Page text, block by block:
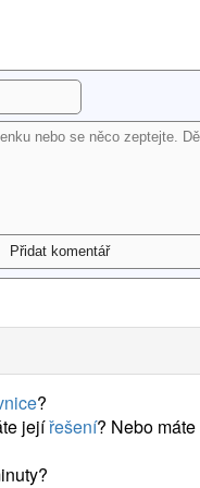
?
jejířešení? Nebo máte